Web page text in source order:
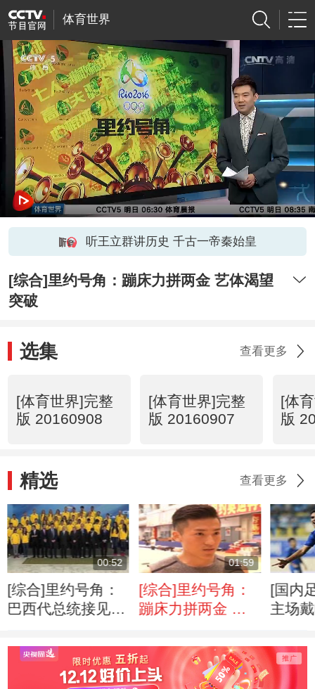
体育世界
听王立群讲历史 千古一帝秦始皇
[综合]里约号角：蹦床力拼两金 艺体渴望
突破
选集 查看更多
[体育世界]完整
版 20160908
[体育世界]完整
版 20160907
[体
版
精选 查看更多
00:52
[综合]里约号角：
巴西代总统接见巴
01:59
[综合]里约号角：
蹦床力拼两金 艺
[国内
主场